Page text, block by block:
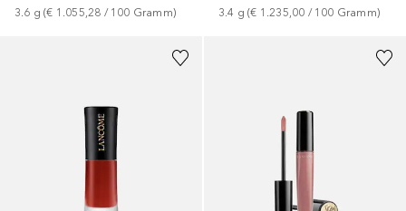
3.6 g (€ 1.055,28 / 100 Gramm) 3.4 g (€ 1.235,00 / 100 Gramm)
+11